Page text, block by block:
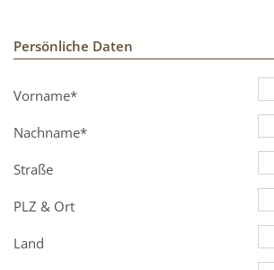
Persönliche Daten
Vorname*
Nachname*
Straße
PLZ & Ort
Land